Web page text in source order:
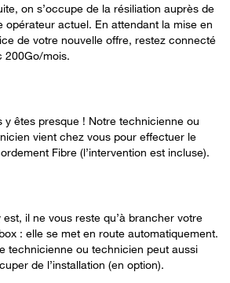
on s’occupe de la résiliation auprès de
opérateur actuel. En attendant la mise en
de votre nouvelle offre, restez connecté
200Go/mois.
y êtes presque ! Notre technicienne ou
vient chez vous pour effectuer le
Fibre (l’intervention est incluse).
est, il ne vous reste qu’à brancher votre
: elle se met en route automatiquement.
technicienne ou technicien peut aussi
de l’installation (en option).